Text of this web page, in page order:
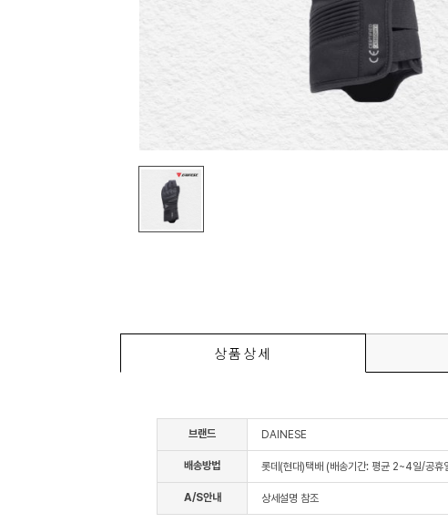
상품상세
브랜드 DAINESE
배송방법 롯데(현대)택배 (배송기간: 평균 2~4일/공휴
A/S안내 상세설명 참조